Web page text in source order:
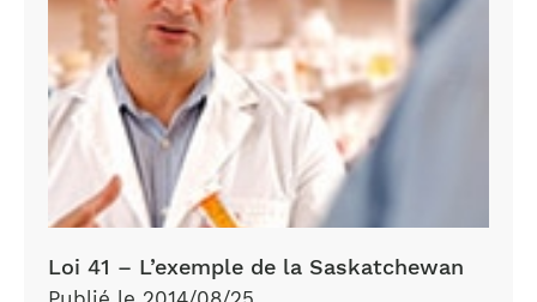
OPQ
Loi 41 – L’exemple de la Saskatchewan